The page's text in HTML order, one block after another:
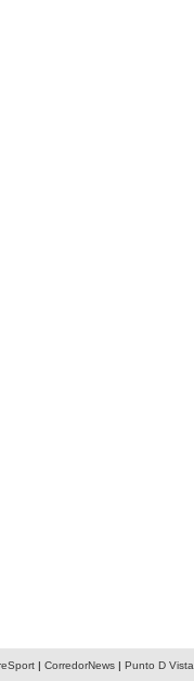
| CorredorNews| Punto D Vista